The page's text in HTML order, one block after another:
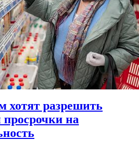
хотят разрешить
просрочки на